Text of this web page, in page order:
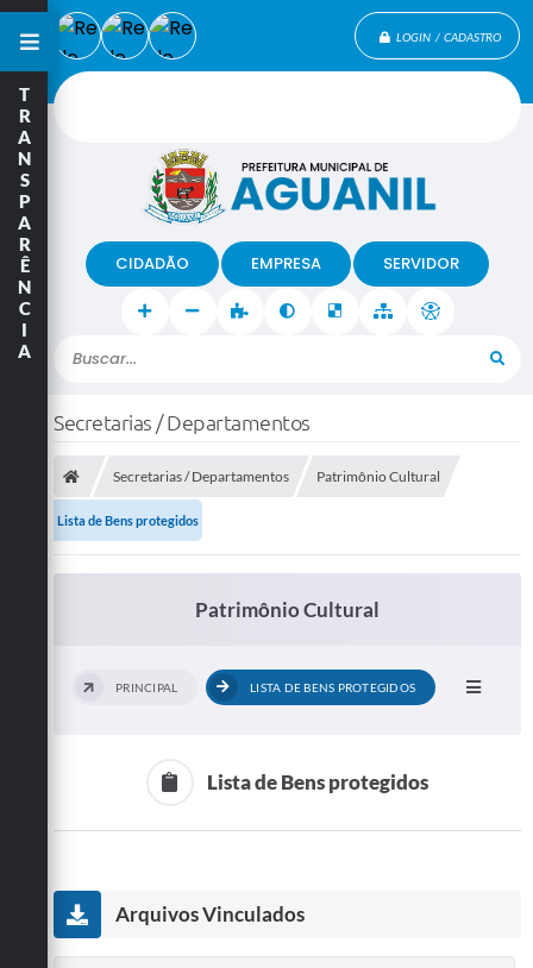
LOGIN / CADASTRO
Buscar...
CIDADÃO EMPRESA SERVIDOR
T
R
A
N
S
P
A
R
Ê
N
C
I
A
Secretarias / Departamentos
Secretarias / Departamentos Patrimônio Cultural
Lista de Bens protegidos
Patrimônio Cultural
PRINCIPAL LISTA DE BENS PROTEGIDOS
Lista de Bens protegidos
Arquivos Vinculados